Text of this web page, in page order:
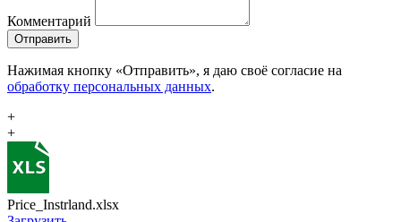
Комментарий
Отправить
Нажимая кнопку «Отправить», я даю своё согласие на
обработку персональных данных.
+
+
Price_Instrland.xlsx